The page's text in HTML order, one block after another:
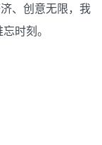
、创意无限，我
时刻。